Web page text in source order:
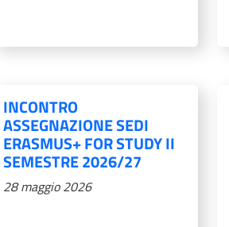
INCONTRO
ASSEGNAZIONE SEDI
ERASMUS+ FOR STUDY II
SEMESTRE 2026/27
28 maggio 2026